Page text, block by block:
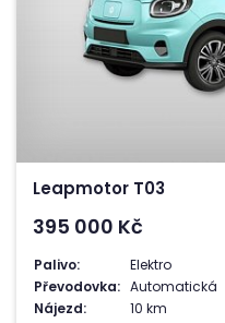
Leapmotor T03
395 000 Kč
Palivo:
Elektro
Převodovka: Automatická
Nájezd:
10 km